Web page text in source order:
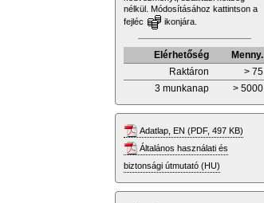
nélkül. Módosításához kattintson a
fejléc
ikonjára.
Elérhetőség
Menny.
Raktáron
> 75
3 munkanap
> 5000
Adatlap, EN (PDF, 497 KB)
Általános használati és
biztonsági útmutató (HU)